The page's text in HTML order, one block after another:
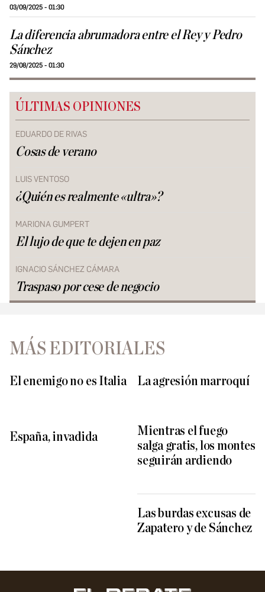
03/09/2025 - 01:30
La diferencia abrumadora entre el Rey y Pedro
Sánchez
29/08/2025 - 01:30
ÚLTIMAS OPINIONES
EDUARDO DE RIVAS
Cosas de verano
LUIS VENTOSO
¿Quién es realmente «ultra»?
MARIONA GUMPERT
El lujo de que te dejen en paz
IGNACIO SÁNCHEZ CÁMARA
Traspaso por cese de negocio
MÁS EDITORIALES
El enemigo no es Italia La agresión marroquí
España, invadida
Mientras el fuego
salga gratis, los montes
seguirán ardiendo
Las burdas excusas de
Zapatero y de Sánchez